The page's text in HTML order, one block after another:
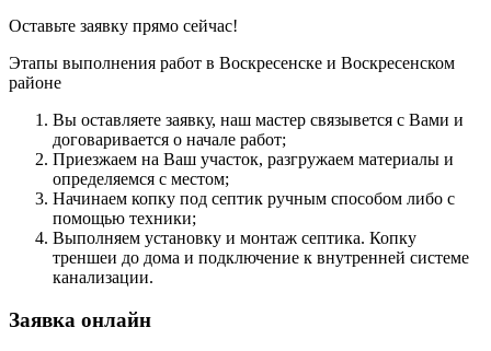
Оставьте заявку прямо сейчас!
Этапы выполнения работ в Воскресенске и Воскресенском
районе
Вы оcтавляете заявку, наш мастер связывется с Вами и
договаривается о начале работ;
Приезжаем на Ваш участок, разгружаем материалы и
определяемся с местом;
Начинаем копку под септик ручным способом либо с
помощью техники;
Выполняем установку и монтаж септика. Копку
треншеи до дома и подключение к внутренней системе
канализации.
Заявка онлайн